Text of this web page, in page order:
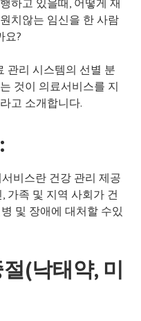
하고 있을때, 어떻게 재
치않는 임신을 한 사람
요?
관리 시스템의 선별 분
것이 의료서비스를 지
고 소개합니다.
비스란 건강 관리 제공
가족 및 지역 사회가 건
및 장애에 대처할 수있
(낙태약, 미